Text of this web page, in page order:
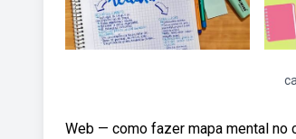
Web — como fazer mapa mental no